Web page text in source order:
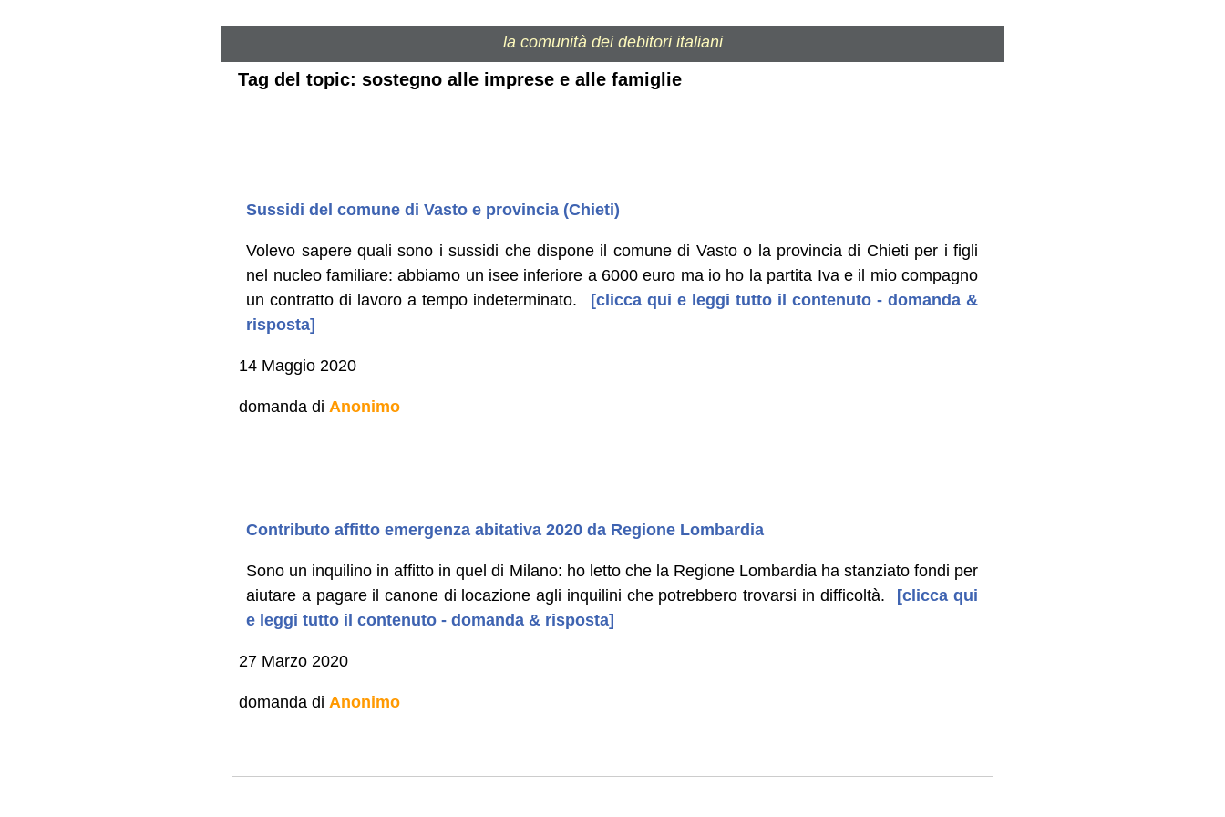
la comunità dei debitori italiani
Tag del topic: sostegno alle imprese e alle famiglie
Sussidi del comune di Vasto e provincia (Chieti)
Volevo sapere quali sono i sussidi che dispone il comune di Vasto o la provincia di Chieti per i figli
nel nucleo familiare: abbiamo un isee inferiore a 6000 euro ma io ho la partita Iva e il mio compagno
un contratto di lavoro a tempo indeterminato.
[clicca qui e leggi tutto il contenuto - domanda &
risposta]
14 Maggio 2020
domanda di Anonimo
Contributo affitto emergenza abitativa 2020 da Regione Lombardia
Sono un inquilino in affitto in quel di Milano: ho letto che la Regione Lombardia ha stanziato fondi per
aiutare a pagare il canone di locazione agli inquilini che potrebbero trovarsi in difficoltà.
[clicca qui
e leggi tutto il contenuto - domanda & risposta]
27 Marzo 2020
domanda di Anonimo